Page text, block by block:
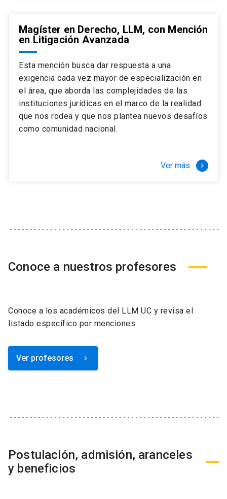
Magíster en Derecho, LLM, con Mención
en Litigación Avanzada
Esta mención busca dar respuesta a una
exigencia cada vez mayor de especialización en
el área, que aborda las complejidades de las
instituciones jurídicas en el marco de la realidad
que nos rodea y que nos plantea nuevos desafíos
como comunidad nacional.
Ver más keyboard_arrow_right
Conoce a nuestros profesores
Conoce a los académicos del LLM UC y revisa el
listado específico por menciones.
Ver profesores keyboard_arrow_right
Postulación, admisión, aranceles
y beneficios